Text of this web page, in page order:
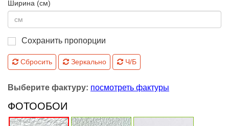
Ширина (см)
Сохранить пропорции
Сбросить Зеркально Ч/Б
Выберите фактуру: посмотреть фактуры
ФОТООБОИ